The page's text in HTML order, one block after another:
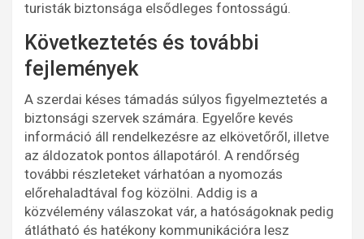
turisták biztonsága elsődleges fontosságú.
Következtetés és további
fejlemények
A szerdai késes támadás súlyos figyelmeztetés a
biztonsági szervek számára. Egyelőre kevés
információ áll rendelkezésre az elkövetőről, illetve
az áldozatok pontos állapotáról. A rendőrség
további részleteket várhatóan a nyomozás
előrehaladtával fog közölni. Addig is a
közvélemény válaszokat vár, a hatóságoknak pedig
átlátható és hatékony kommunikációra lesz